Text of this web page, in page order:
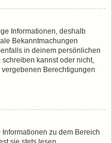
Informationen, deshalb
Bekanntmachungen
in deinem persönlichen
kannst oder nicht,
Berechtigungen
zu dem Bereich